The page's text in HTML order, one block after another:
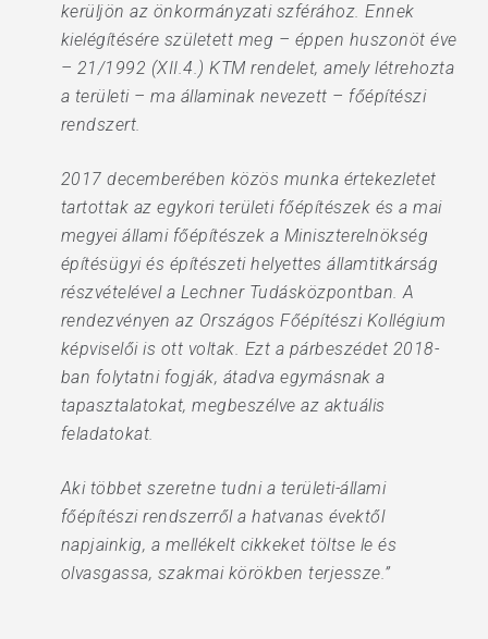
kerüljön az önkormányzati szférához. Ennek
kielégítésére született meg – éppen huszonöt éve
– 21/1992 (XII.4.) KTM rendelet, amely létrehozta
a területi – ma államinak nevezett – főépítészi
rendszert.
2017 decemberében közös munka értekezletet
tartottak az egykori területi főépítészek és a mai
megyei állami főépítészek a Miniszterelnökség
építésügyi és építészeti helyettes államtitkárság
részvételével a Lechner Tudásközpontban. A
rendezvényen az Országos Főépítészi Kollégium
képviselői is ott voltak. Ezt a párbeszédet 2018-
ban folytatni fogják, átadva egymásnak a
tapasztalatokat, megbeszélve az aktuális
feladatokat.
Aki többet szeretne tudni a területi-állami
főépítészi rendszerről a hatvanas évektől
napjainkig, a mellékelt cikkeket töltse le és
olvasgassa, szakmai körökben terjessze.”